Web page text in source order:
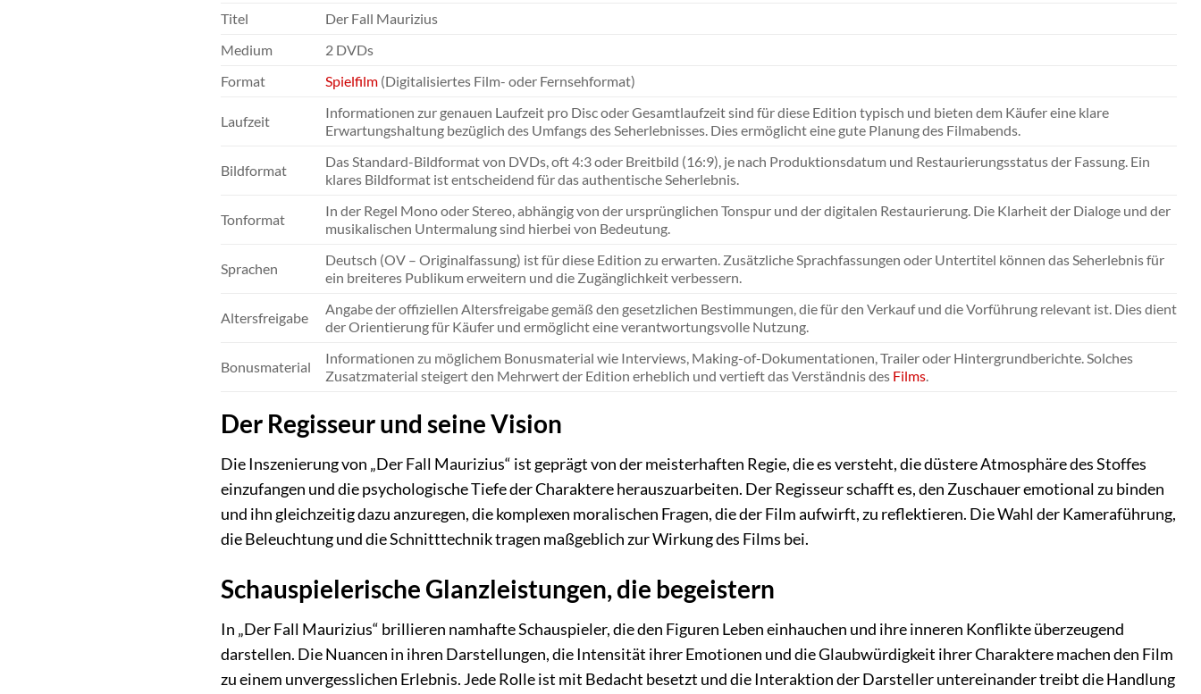
Titel
Der Fall Maurizius
Medium
2 DVDs
Format
Spielfilm(Digitalisiertes Film- oder Fernsehformat)
Laufzeit
Informationen zur genauen Laufzeit pro Disc oder Gesamtlaufzeit sind für diese Edition typisch und bieten dem Käufer eine klare
Erwartungshaltung bezüglich des Umfangs des Seherlebnisses. Dies ermöglicht eine gute Planung des Filmabends.
Bildformat
Das Standard-Bildformat von DVDs, oft 4:3 oder Breitbild (16:9), je nach Produktionsdatum und Restaurierungsstatus der Fassung. Ein
klares Bildformat ist entscheidend für das authentische Seherlebnis.
Tonformat
In der Regel Mono oder Stereo, abhängig von der ursprünglichen Tonspur und der digitalen Restaurierung. Die Klarheit der Dialoge und der
musikalischen Untermalung sind hierbei von Bedeutung.
Sprachen
Deutsch (OV – Originalfassung) ist für diese Edition zu erwarten. Zusätzliche Sprachfassungen oder Untertitel können das Seherlebnis für
ein breiteres Publikum erweitern und die Zugänglichkeit verbessern.
Altersfreigabe
Angabe der offiziellen Altersfreigabe gemäß den gesetzlichen Bestimmungen, die für den Verkauf und die Vorführung relevant ist. Dies dient
der Orientierung für Käufer und ermöglicht eine verantwortungsvolle Nutzung.
Bonusmaterial
Informationen zu möglichem Bonusmaterial wie Interviews, Making-of-Dokumentationen, Trailer oder Hintergrundberichte. Solches
Zusatzmaterial steigert den Mehrwert der Edition erheblich und vertieft das Verständnis des Films.
Der Regisseur und seine Vision
Die Inszenierung von „Der Fall Maurizius“ ist geprägt von der meisterhaften Regie, die es versteht, die düstere Atmosphäre des Stoffes
einzufangen und die psychologische Tiefe der Charaktere herauszuarbeiten. Der Regisseur schafft es, den Zuschauer emotional zu binden
und ihn gleichzeitig dazu anzuregen, die komplexen moralischen Fragen, die der Film aufwirft, zu reflektieren. Die Wahl der Kameraführung,
die Beleuchtung und die Schnitttechnik tragen maßgeblich zur Wirkung des Films bei.
Schauspielerische Glanzleistungen, die begeistern
In „Der Fall Maurizius“ brillieren namhafte Schauspieler, die den Figuren Leben einhauchen und ihre inneren Konflikte überzeugend
darstellen. Die Nuancen in ihren Darstellungen, die Intensität ihrer Emotionen und die Glaubwürdigkeit ihrer Charaktere machen den Film
zu einem unvergesslichen Erlebnis. Jede Rolle ist mit Bedacht besetzt und die Interaktion der Darsteller untereinander treibt die Handlung